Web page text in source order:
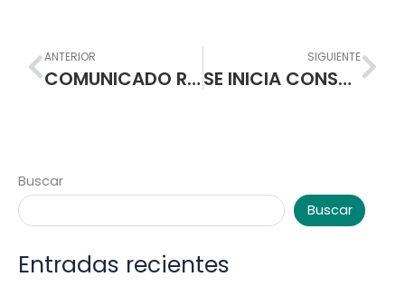
Prev
ANTERIOR
COMUNICADO RECEPCIÓN HOJAS DE VIDA – FORTALECIMIENTO DE LAS TICS
SIGUIENTE
SE INICIA CONSTRUCCION DE MODERNA INFRAESTRUCTURA EN LA ESCUELA NORMAL SUPERIOR DE PASTO
Buscar
Buscar
Entradas recientes